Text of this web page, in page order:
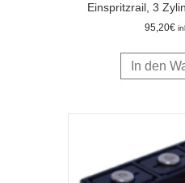
Einspritzrail, 3
95,20€
In den